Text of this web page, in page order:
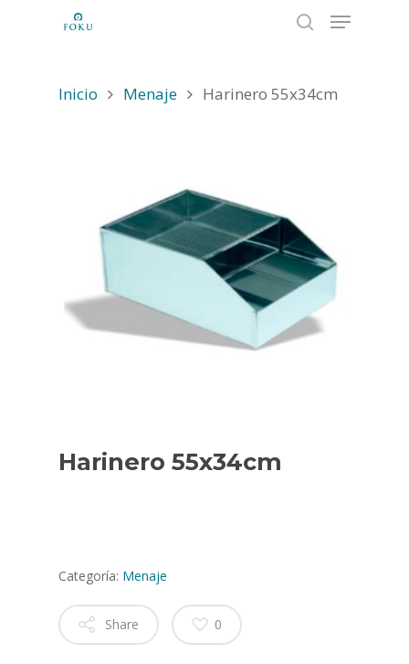
Inicio Menaje Harinero 55x34cm
Harinero 55x34cm
Categoría: Menaje
Share 0